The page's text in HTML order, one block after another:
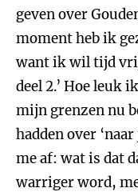
geven over
moment heb ik
want ik wil tijd
deel 2.’ Hoe leuk
mijn grenzen nu
hadden over
me af: wat is dat
warriger word,